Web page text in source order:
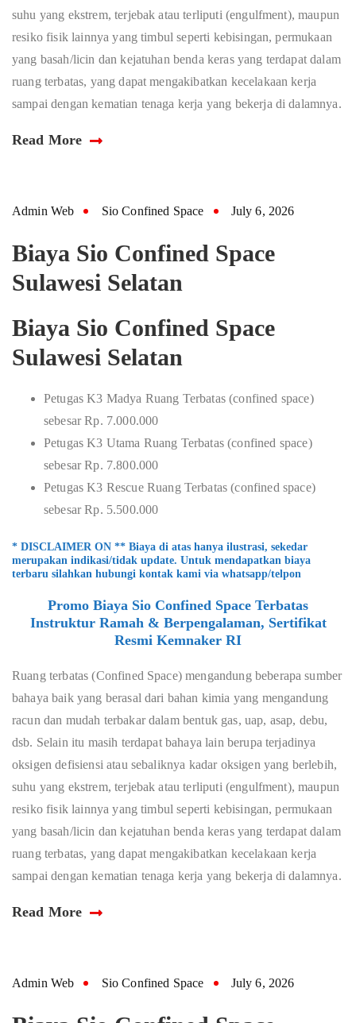
suhu yang ekstrem, terjebak atau terliputi (engulfment), maupun
resiko fisik lainnya yang timbul seperti kebisingan, permukaan
yang basah/licin dan kejatuhan benda keras yang terdapat dalam
ruang terbatas, yang dapat mengakibatkan kecelakaan kerja
sampai dengan kematian tenaga kerja yang bekerja di dalamnya.
Read More
Admin Web Sio Confined Space July 6, 2026
Biaya Sio Confined Space
Sulawesi Selatan
Biaya Sio Confined Space
Sulawesi Selatan
Petugas K3 Madya Ruang Terbatas (confined space)
sebesar Rp. 7.000.000
Petugas K3 Utama Ruang Terbatas (confined space)
sebesar Rp. 7.800.000
Petugas K3 Rescue Ruang Terbatas (confined space)
sebesar Rp. 5.500.000
* DISCLAIMER ON ** Biaya di atas hanya ilustrasi, sekedar
merupakan indikasi/tidak update. Untuk mendapatkan biaya
terbaru silahkan hubungi kontak kami via whatsapp/telpon
Promo Biaya Sio Confined Space Terbatas
Instruktur Ramah & Berpengalaman, Sertifikat
Resmi Kemnaker RI
Ruang terbatas (Confined Space) mengandung beberapa sumber
bahaya baik yang berasal dari bahan kimia yang mengandung
racun dan mudah terbakar dalam bentuk gas, uap, asap, debu,
dsb. Selain itu masih terdapat bahaya lain berupa terjadinya
oksigen defisiensi atau sebaliknya kadar oksigen yang berlebih,
suhu yang ekstrem, terjebak atau terliputi (engulfment), maupun
resiko fisik lainnya yang timbul seperti kebisingan, permukaan
yang basah/licin dan kejatuhan benda keras yang terdapat dalam
ruang terbatas, yang dapat mengakibatkan kecelakaan kerja
sampai dengan kematian tenaga kerja yang bekerja di dalamnya.
Read More
Admin Web Sio Confined Space July 6, 2026